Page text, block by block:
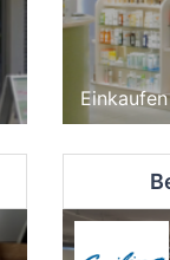
Einkaufen